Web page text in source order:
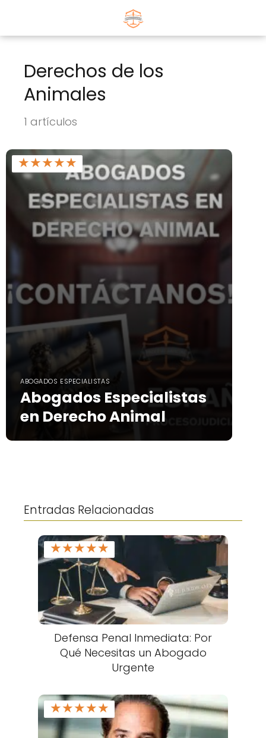
Derechos de los
Animales
1 artículos
★★★★★
ABOGADOS ESPECIALISTAS
Abogados Especialistas
en Derecho Animal
Entradas Relacionadas
★★★★★
Defensa Penal Inmediata: Por
Qué Necesitas un Abogado
Urgente
★★★★★